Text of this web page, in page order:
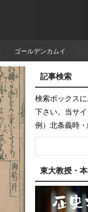
ゴールデンカムイ
記事検索
検索ボックス
下さい。当サイ
例）北条義時
東大教授・